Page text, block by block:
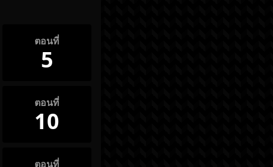
ตอนที่
5
ตอนที่
10
ตอนที่